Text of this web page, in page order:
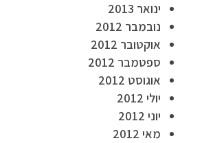
ינואר 2013
נובמבר 2012
אוקטובר 2012
ספטמבר 2012
אוגוסט 2012
יולי 2012
יוני 2012
מאי 2012